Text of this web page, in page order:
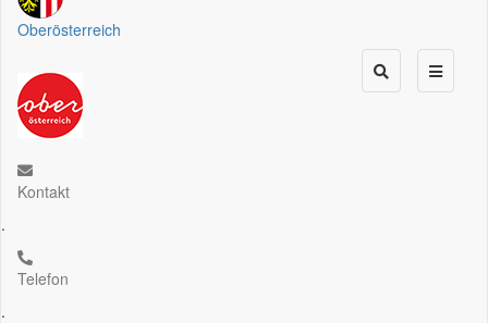
Oberösterreich
Kontakt
.
Telefon
.